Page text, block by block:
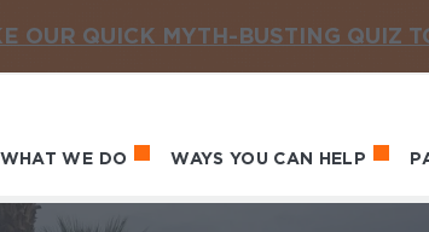
OUR QUICK MYTH-BUSTING QUIZ
WHAT WE DO WAYS YOU CAN HELP